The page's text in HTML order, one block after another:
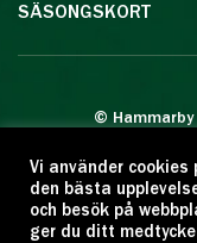
SÄSONGSKORT
©
Eftertryck
Citera
Vi använder
den bästa
och besök på
ger du ditt